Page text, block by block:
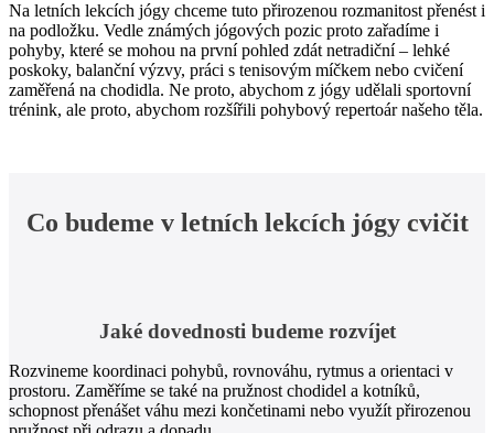
Na letních lekcích jógy chceme tuto přirozenou rozmanitost přenést i
na podložku. Vedle známých jógových pozic proto zařadíme i
pohyby, které se mohou na první pohled zdát netradiční – lehké
poskoky, balanční výzvy, práci s tenisovým míčkem nebo cvičení
zaměřená na chodidla. Ne proto, abychom z jógy udělali sportovní
trénink, ale proto, abychom rozšířili pohybový repertoár našeho těla.
Co budeme v letních lekcích jógy cvičit
Jaké dovednosti budeme rozvíjet
Rozvineme koordinaci pohybů, rovnováhu, rytmus a orientaci v
prostoru. Zaměříme se také na pružnost chodidel a kotníků,
schopnost přenášet váhu mezi končetinami nebo využít přirozenou